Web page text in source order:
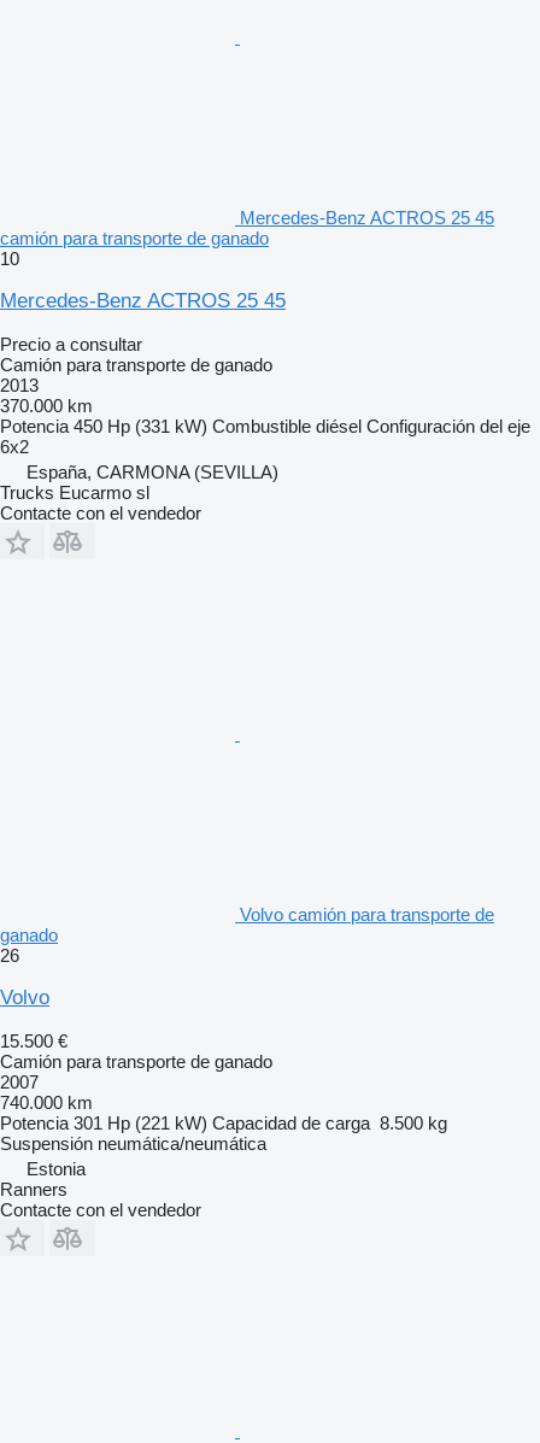
Mercedes-Benz ACTROS 25 45
camión para transporte de ganado
10
Mercedes-Benz ACTROS 25 45
Precio a consultar
Camión para transporte de ganado
2013
370.000 km
Potencia 450 Hp (331 kW) Combustible diésel Configuración del eje
6x2
España, CARMONA (SEVILLA)
Trucks Eucarmo sl
Contacte con el vendedor
Volvo camión para transporte de
ganado
26
Volvo
15.500 €
Camión para transporte de ganado
2007
740.000 km
Potencia 301 Hp (221 kW) Capacidad de carga 8.500 kg
Suspensión neumática/neumática
Estonia
Ranners
Contacte con el vendedor